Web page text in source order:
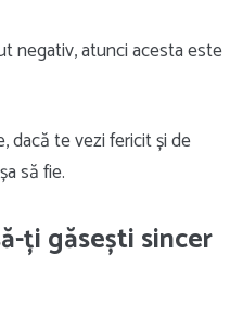
negativ, atunci acesta este
dacă te vezi fericit și de
să fie.
ți găsești sincer